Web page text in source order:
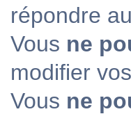
répondre
Vous ne
modifier
Vous ne